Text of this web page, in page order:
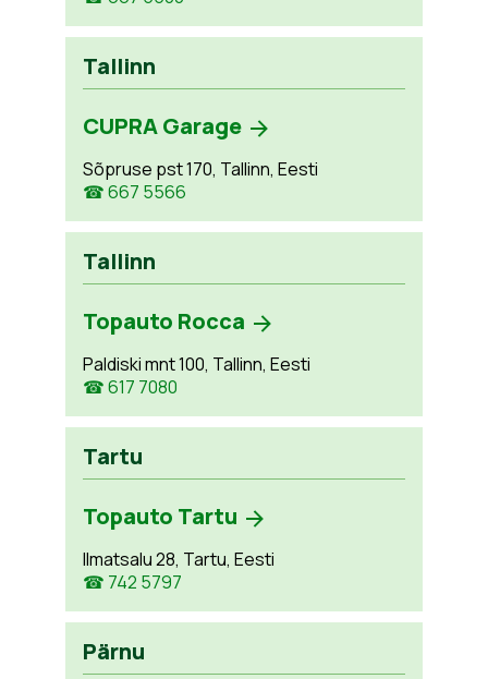
Tallinn
CUPRA Garage
Sõpruse pst 170, Tallinn, Eesti
☎ 667 5566
Tallinn
Topauto Rocca
Paldiski mnt 100, Tallinn, Eesti
☎ 617 7080
Tartu
Topauto Tartu
Ilmatsalu 28, Tartu, Eesti
☎ 742 5797
Pärnu